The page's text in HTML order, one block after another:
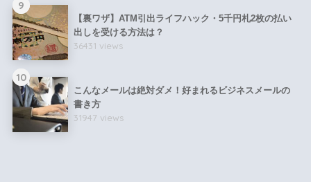
9
【裏ワザ】ATM引出ライフハック・5千円札2枚の払い
出しを受ける方法は？
36431 views
10
こんなメールは絶対ダメ！好まれるビジネスメールの
書き方
31947 views